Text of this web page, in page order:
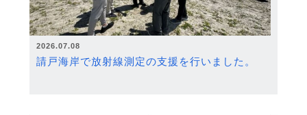
2026.07.08
請戸海岸で放射線測定の支援を行いました。